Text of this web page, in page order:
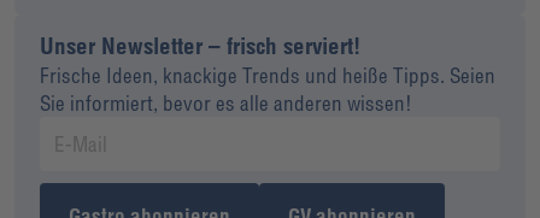
Unser Newsletter – frisch serviert!
Frische Ideen, knackige Trends und heiße Tipps. Seien
Sie informiert, bevor es alle anderen wissen!